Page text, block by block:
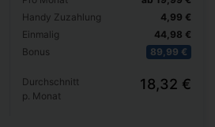
Handy Zuzahlung
Einmalig
Bonus
4,99 €
44,98 €
89,99 €
Durchschnitt
p. Monat
18,32 €